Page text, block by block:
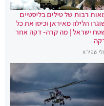
רבות של טילים בליסטיים
הלילה מאיראן וכיסו את כל
ישראל | מה קרה- דקה אחר
שפירא